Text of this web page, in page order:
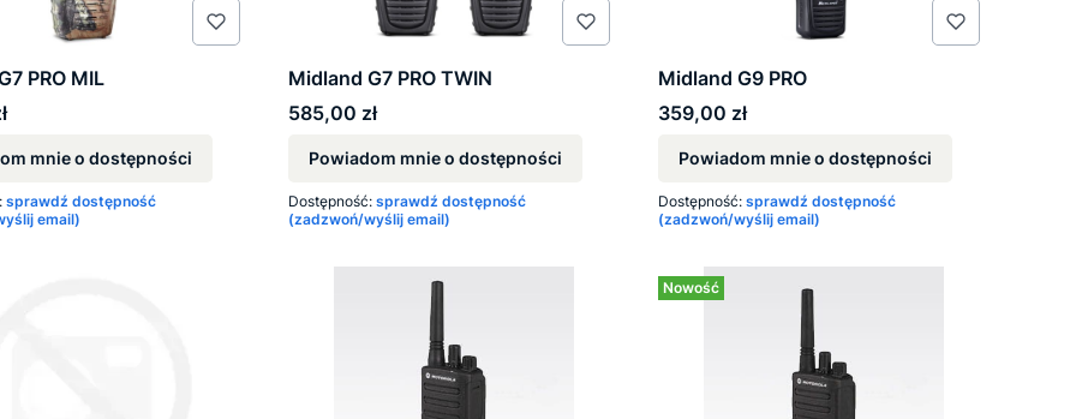
PRO MIL
mnie o dostępności
sprawdź dostępność
email)
Midland G7 PRO TWIN
Cena
585,00 zł
Powiadom mnie o dostępności
Dostępność: sprawdź dostępność
(zadzwoń/wyślij email)
Midland G9 PRO
Cena
359,00 zł
Powiadom mnie o dostępności
Dostępność: sprawdź dostępność
(zadzwoń/wyślij email)
Nowość